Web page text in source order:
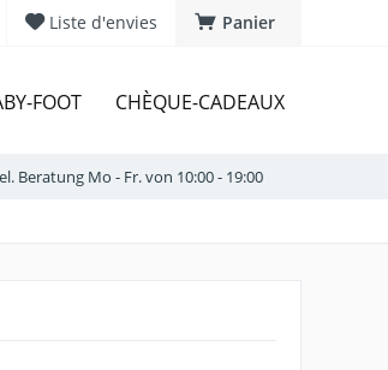
Panier
Liste d'envies
FOOT CHÈQUE-CADEAUX
Beratung Mo - Fr. von 10:00 - 19:00